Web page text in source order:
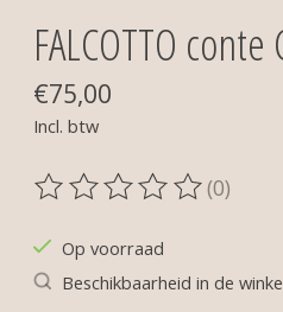
FALCOTTO conte
€75,00
Incl. btw
De beoordeling van dit
(0)
Op voorraad
Beschikbaarheid in de